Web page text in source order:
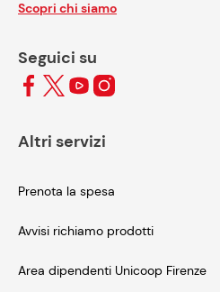
Scopri chi siamo
Seguici su
Altri servizi
Prenota la spesa
Avvisi richiamo prodotti
Area dipendenti Unicoop Firenze